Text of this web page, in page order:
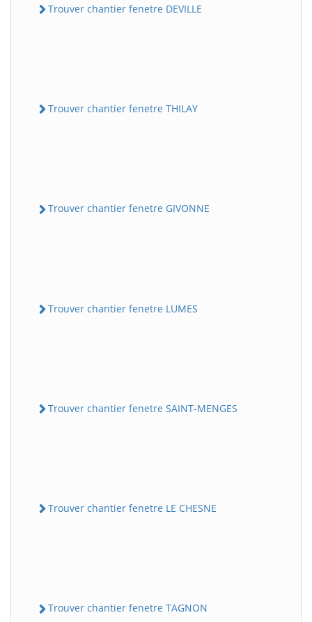
Trouver chantier fenetre DEVILLE
Trouver chantier fenetre THILAY
Trouver chantier fenetre GIVONNE
Trouver chantier fenetre LUMES
Trouver chantier fenetre SAINT-MENGES
Trouver chantier fenetre LE CHESNE
Trouver chantier fenetre TAGNON